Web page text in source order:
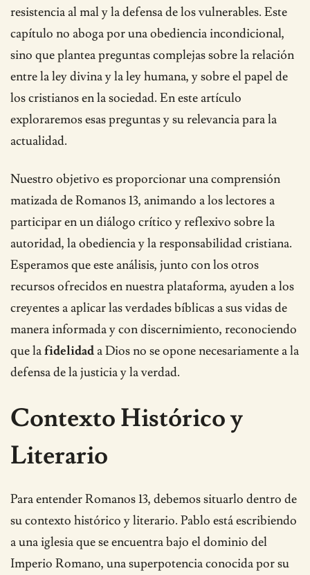
resistencia al mal y la defensa de los vulnerables. Este
capítulo no aboga por una obediencia incondicional,
sino que plantea preguntas complejas sobre la relación
entre la ley divina y la ley humana, y sobre el papel de
los cristianos en la sociedad. En este artículo
exploraremos esas preguntas y su relevancia para la
actualidad.
Nuestro objetivo es proporcionar una comprensión
matizada de Romanos 13, animando a los lectores a
participar en un diálogo crítico y reflexivo sobre la
autoridad, la obediencia y la responsabilidad cristiana.
Esperamos que este análisis, junto con los otros
recursos ofrecidos en nuestra plataforma, ayuden a los
creyentes a aplicar las verdades bíblicas a sus vidas de
manera informada y con discernimiento, reconociendo
que lafidelidada Dios no se opone necesariamente a la
defensa de la justicia y la verdad.
Contexto Histórico y
Literario
Para entender Romanos 13, debemos situarlo dentro de
su contexto histórico y literario. Pablo está escribiendo
a una iglesia que se encuentra bajo el dominio del
Imperio Romano, una superpotencia conocida por su